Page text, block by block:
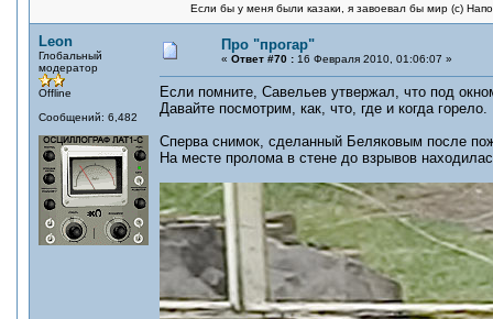
Если бы у меня были казаки, я завоевал бы мир (с)
Leon
Глобальный
модератор
Offline
Сообщений: 6,482
Про "прогар"
« Ответ #70 : 16 Февраля 2010, 01:06:07 »
Если помните, Савельев утвержал, что под
Давайте посмотрим, как, что, где и когда горело.
Сперва снимок, сделанный Беляковым после
На месте пролома в стене до взрывов